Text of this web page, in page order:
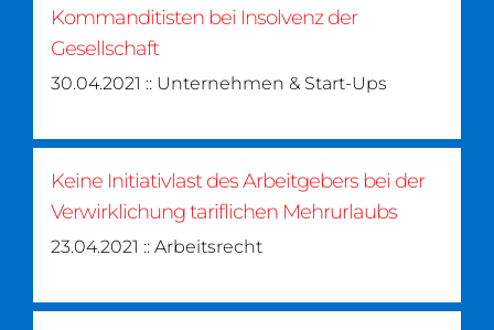
Kommanditisten bei Insolvenz der
Gesellschaft
30.04.2021 :: Unternehmen & Start-Ups
Keine Initiativlast des Arbeitgebers bei der
Verwirklichung tariflichen Mehrurlaubs
23.04.2021 :: Arbeitsrecht